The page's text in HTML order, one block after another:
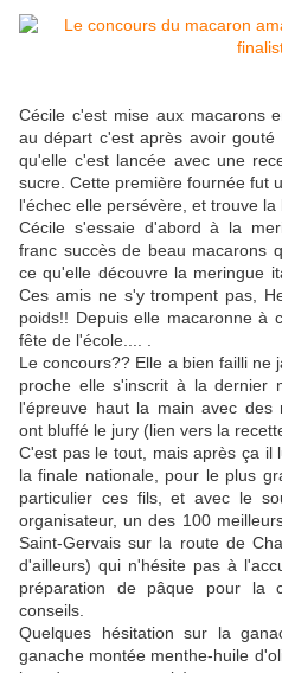
Cécile c'est mise aux macarons
au départ c'est après avoir gouté
qu'elle c'est lancée avec une
sucre. Cette première fournée fut
l'échec elle persévère, et trouve
Cécile s'essaie d'abord à la
franc succès de beau macarons
ce qu'elle découvre la meringue
Ces amis ne s'y trompent pas,
poids!! Depuis elle macaronne à
fête de l'école.... .
Le concours?? Elle a bien failli ne
proche elle s'inscrit à la dernier
l'épreuve haut la main avec des
ont bluffé le jury (lien vers la
C'est pas le tout, mais après ça il
la finale nationale, pour le plus
particulier ces fils, et avec le
organisateur, un des 100
Saint-Gervais sur la route de
d'ailleurs) qui n'hésite pas à
préparation de pâque pour la
conseils.
Quelques hésitation sur la
ganache montée menthe-huile